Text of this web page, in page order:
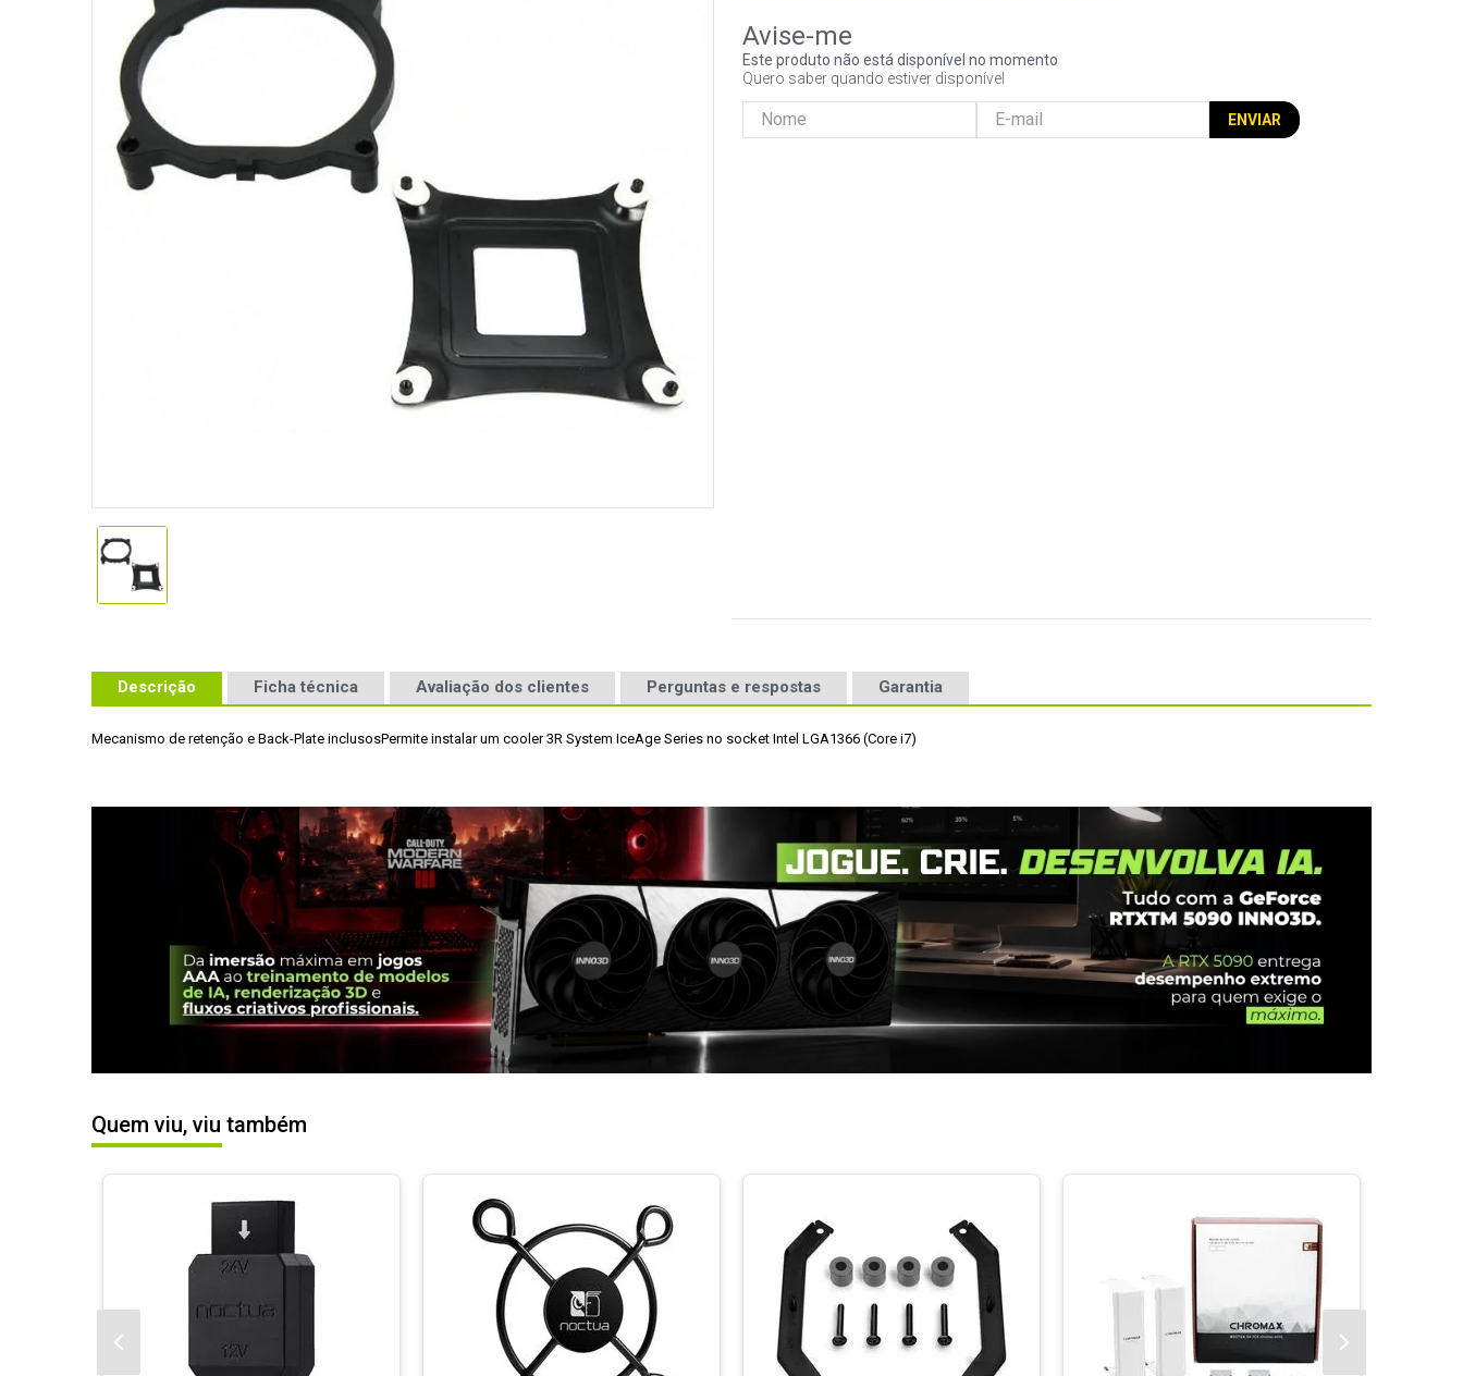
Este produto não está disponível no momento
Quero saber quando estiver disponível
ENVIAR
Descrição Ficha técnica Avaliação dos clientes Perguntas e respostas Garantia
Mecanismo de retenção e Back-Plate inclusosPermite instalar um cooler 3R System IceAge Series no socket Intel LGA1366 (Core i7)
Quem viu, viu também
10